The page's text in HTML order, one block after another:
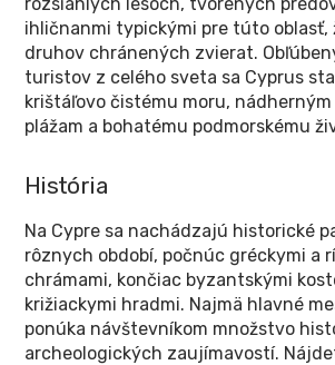
ihličnanmi typickými pre túto oblasť,
druhov chránených zvierat.
turistov z celého sveta sa Cyprus
krištáľovo čistému moru, nádherným
plážam a bohatému podmorskému
História
Na Cypre sa nachádzajú historické
rôznych období, počnúc gréckymi a
chrámami, končiac byzantskými
križiackymi hradmi. Najmä hlavné
ponúka návštevníkom množstvo
archeologických zaujímavostí.